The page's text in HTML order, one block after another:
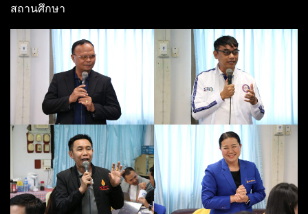
สถานศึกษา